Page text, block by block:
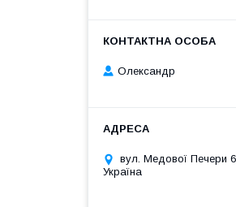
Олександр
вул. Медової Печери
Україна